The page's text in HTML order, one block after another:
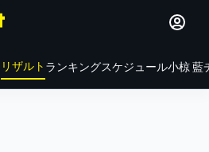
リザルト ランキングスケジュール小椋 藍